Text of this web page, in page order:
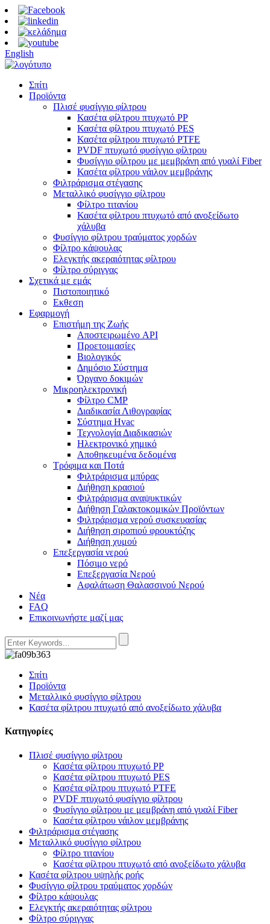
English
Σπίτι
Προϊόντα
Πλισέ φυσίγγιο φίλτρου
Κασέτα φίλτρου πτυχωτό PP
Κασέτα φίλτρου πτυχωτό PES
Κασέτα φίλτρου πτυχωτό PTFE
PVDF πτυχωτό φυσίγγιο φίλτρου
Φυσίγγιο φίλτρου με μεμβράνη από γυαλί Fiber
Κασέτα φίλτρου νάιλον μεμβράνης
Φιλτράρισμα στέγασης
Μεταλλικό φυσίγγιο φίλτρου
Φίλτρο τιτανίου
Κασέτα φίλτρου πτυχωτό από ανοξείδωτο
χάλυβα
Φυσίγγιο φίλτρου τραύματος χορδών
Φίλτρο κάψουλας
Ελεγκτής ακεραιότητας φίλτρου
Φίλτρο σύριγγας
Σχετικά με εμάς
Πιστοποιητικό
Εκθεση
Εφαρμογή
Επιστήμη της Ζωής
Αποστειρωμένο API
Προετοιμασίες
Βιολογικός
Δημόσιο Σύστημα
Όργανο δοκιμών
Μικροηλεκτρονική
Φίλτρο CMP
Διαδικασία Λιθογραφίας
Σύστημα Hvac
Τεχνολογία Διαδικασιών
Ηλεκτρονικό χημικό
Αποθηκευμένα δεδομένα
Τρόφιμα και Ποτά
Φιλτράρισμα μπύρας
Διήθηση κρασιού
Φιλτράρισμα αναψυκτικών
Διήθηση Γαλακτοκομικών Προϊόντων
Φιλτράρισμα νερού συσκευασίας
Διήθηση σιροπιού φρουκτόζης
Διήθηση χυμού
Επεξεργασία νερού
Πόσιμο νερό
Επεξεργασία Νερού
Αφαλάτωση Θαλασσινού Νερού
Νέα
FAQ
Επικοινωνήστε μαζί μας
Σπίτι
Προϊόντα
Μεταλλικό φυσίγγιο φίλτρου
Κασέτα φίλτρου πτυχωτό από ανοξείδωτο χάλυβα
Κατηγορίες
Πλισέ φυσίγγιο φίλτρου
Κασέτα φίλτρου πτυχωτό PP
Κασέτα φίλτρου πτυχωτό PES
Κασέτα φίλτρου πτυχωτό PTFE
PVDF πτυχωτό φυσίγγιο φίλτρου
Φυσίγγιο φίλτρου με μεμβράνη από γυαλί Fiber
Κασέτα φίλτρου νάιλον μεμβράνης
Φιλτράρισμα στέγασης
Μεταλλικό φυσίγγιο φίλτρου
Φίλτρο τιτανίου
Κασέτα φίλτρου πτυχωτό από ανοξείδωτο χάλυβα
Κασέτα φίλτρου υψηλής ροής
Φυσίγγιο φίλτρου τραύματος χορδών
Φίλτρο κάψουλας
Ελεγκτής ακεραιότητας φίλτρου
Φίλτρο σύριγγας